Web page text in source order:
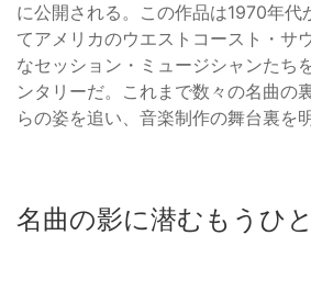
に公開される。この作品は1970年代
てアメリカのウエストコースト・サ
なセッション・ミュージシャンたち
ンタリーだ。これまで数々の名曲の
らの姿を追い、音楽制作の舞台裏を
名曲の影に潜むもうひ